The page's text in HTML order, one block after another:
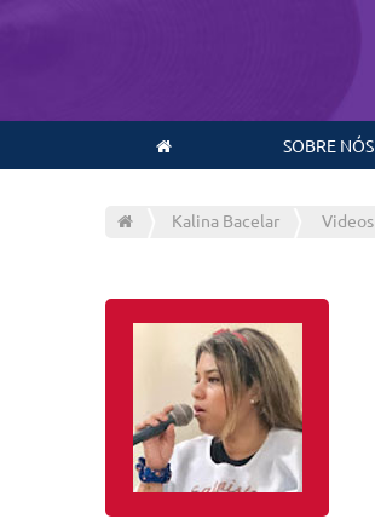
SOBRE NÓS
Kalina Bacelar Videos